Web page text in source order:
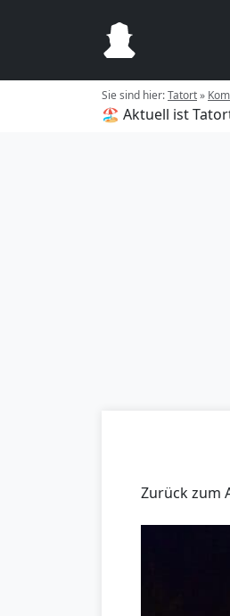
Sie sind hier:Tatort»
🏖️ Aktuell ist
Zurück zum